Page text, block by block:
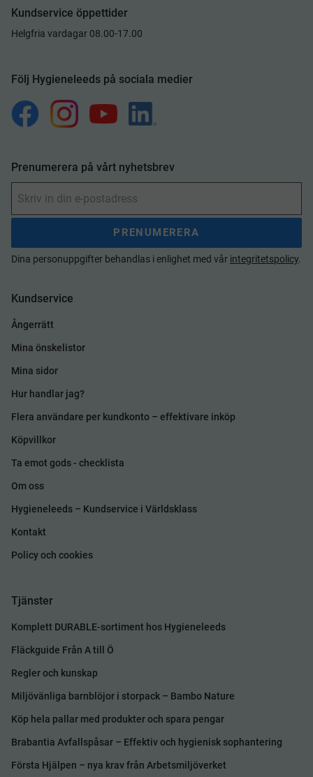
Kundservice öppettider
Helgfria vardagar 08.00-17.00
Följ Hygieneleeds på sociala medier
Prenumerera på vårt nyhetsbrev
PRENUMERERA
Dina personuppgifter behandlas i enlighet med vår integritetspolicy.
Kundservice
Ångerrätt
Mina önskelistor
Mina sidor
Hur handlar jag?
Flera användare per kundkonto – effektivare inköp
Köpvillkor
Ta emot gods - checklista
Om oss
Hygieneleeds – Kundservice i Världsklass
Kontakt
Policy och cookies
Tjänster
Komplett DURABLE-sortiment hos Hygieneleeds
Fläckguide Från A till Ö
Regler och kunskap
Miljövänliga barnblöjor i storpack – Bambo Nature
Köp hela pallar med produkter och spara pengar
Brabantia Avfallspåsar – Effektiv och hygienisk sophantering
Första Hjälpen – nya krav från Arbetsmiljöverket